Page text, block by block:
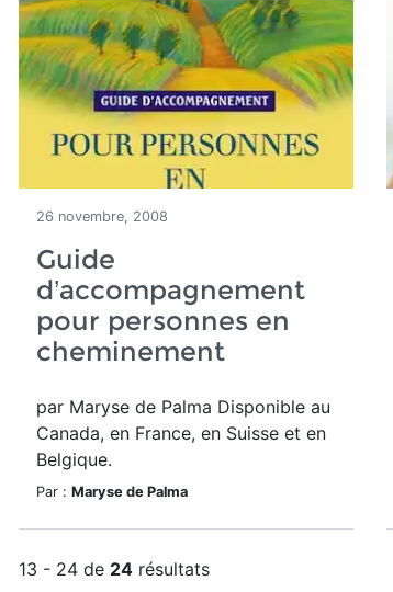
26 novembre, 2008
Guide
d’accompagnement
pour personnes en
cheminement
par Maryse de Palma Disponible au
Canada, en France, en Suisse et en
Belgique.
Par : Maryse de Palma
13 - 24 de 24 résultats